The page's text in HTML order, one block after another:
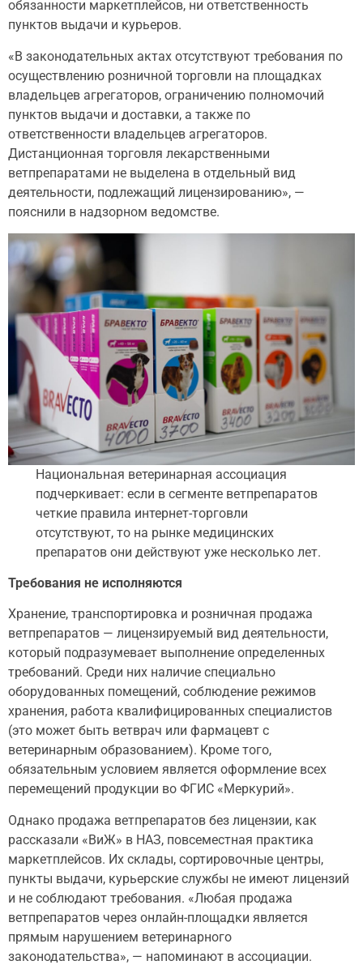
обязанности маркетплейсов, ни ответственность
пунктов выдачи и курьеров.
«В законодательных актах отсутствуют требования по
осуществлению розничной торговли на площадках
владельцев агрегаторов, ограничению полномочий
пунктов выдачи и доставки, а также по
ответственности владельцев агрегаторов.
Дистанционная торговля лекарственными
ветпрепаратами не выделена в отдельный вид
деятельности, подлежащий лицензированию», —
пояснили в надзорном ведомстве.
Национальная ветеринарная ассоциация
подчеркивает: если в сегменте ветпрепаратов
четкие правила интернет-торговли
отсутствуют, то на рынке медицинских
препаратов они действуют уже несколько лет.
Требования не исполняются
Хранение, транспортировка и розничная продажа
ветпрепаратов — лицензируемый вид деятельности,
который подразумевает выполнение определенных
требований. Среди них наличие специально
оборудованных помещений, соблюдение режимов
хранения, работа квалифицированных специалистов
(это может быть ветврач или фармацевт с
ветеринарным образованием). Кроме того,
обязательным условием является оформление всех
перемещений продукции во ФГИС «Меркурий».
Однако продажа ветпрепаратов без лицензии, как
рассказали «ВиЖ» в НАЗ, повсеместная практика
маркетплейсов. Их склады, сортировочные центры,
пункты выдачи, курьерские службы не имеют лицензий
и не соблюдают требования. «Любая продажа
ветпрепаратов через онлайн-площадки является
прямым нарушением ветеринарного
законодательства», — напоминают в ассоциации.